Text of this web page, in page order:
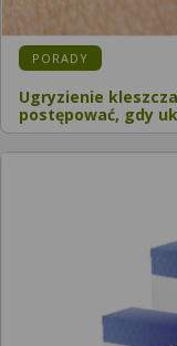
KATEGORIA:
PORADY
Ugryzienie
postępować, gdy